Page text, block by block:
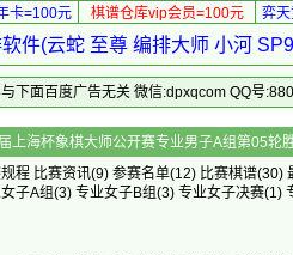
卡=100元
棋谱仓库vip会员=100元 弈
件(云蛇 至尊 编排大师 小河
下面百度广告无关 微信:dpxqcom QQ号
第二届上海杯象棋大师公
程 比赛资讯(9) 参赛名单(12) 比赛棋谱(30)
子A组(3) 专业女子B组(3) 专业女子决赛(1)